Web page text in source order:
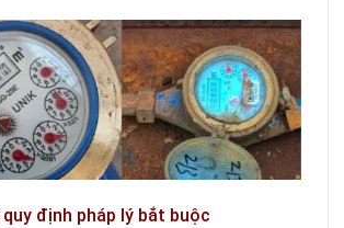
định pháp lý bắt buộc